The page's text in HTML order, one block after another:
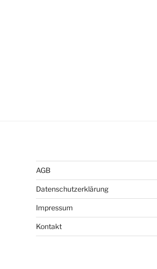
AGB
Datenschutzerklärung
Impressum
Kontakt